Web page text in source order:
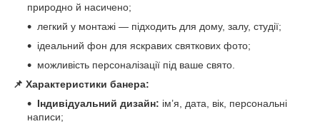
природно й насичено;
легкий у монтажі — підходить для дому, залу, студії;
ідеальний фон для яскравих святкових фото;
можливість персоналізації під ваше свято.
📌 Характеристики банера:
Індивідуальний дизайн: ім’я, дата, вік, персональні
написи;